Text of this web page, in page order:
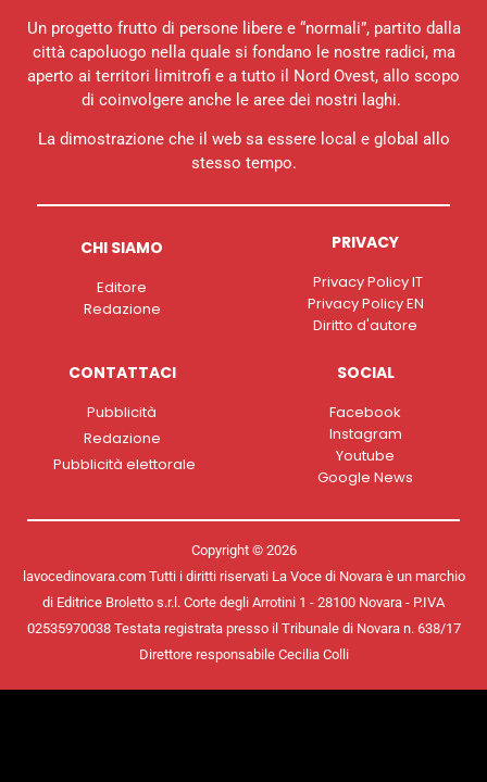
Un progetto frutto di persone libere e “normali”, partito dalla
città capoluogo nella quale si fondano le nostre radici, ma
aperto ai territori limitrofi e a tutto il Nord Ovest, allo scopo
di coinvolgere anche le aree dei nostri laghi.
La dimostrazione che il web sa essere local e global allo
stesso tempo.
CHI SIAMO
Editore
Redazione
PRIVACY
Privacy Policy IT
Privacy Policy EN
Diritto d'autore
CONTATTACI
Pubblicità
Redazione
Pubblicità elettorale
SOCIAL
Facebook
Instagram
Youtube
Google News
Copyright © 2026
lavocedinovara.com Tutti i diritti riservati La Voce di Novara è un marchio
di Editrice Broletto s.r.l. Corte degli Arrotini 1 - 28100 Novara - P.IVA
02535970038 Testata registrata presso il Tribunale di Novara n. 638/17
Direttore responsabile Cecilia Colli